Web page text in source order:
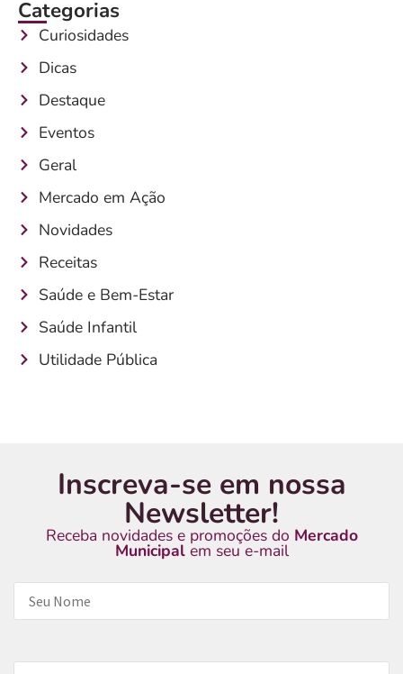
Categorias
Curiosidades
Dicas
Destaque
Eventos
Geral
Mercado em Ação
Novidades
Receitas
Saúde e Bem-Estar
Saúde Infantil
Utilidade Pública
Inscreva-se em nossa
Newsletter!
Receba novidades e promoções do Mercado
Municipalem seu e-mail